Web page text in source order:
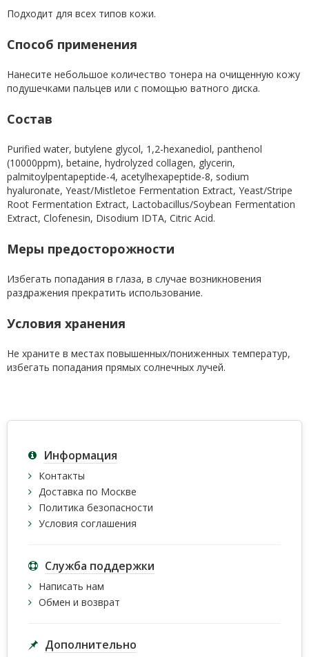
Подходит для всех типов кожи.
Способ применения
Нанесите небольшое количество тонера на очищенную кожу
подушечками пальцев или с помощью ватного диска.
Состав
Purified water, butylene glycol, 1,2-hexanediol, panthenol
(10000ppm), betaine, hydrolyzed collagen, glycerin,
palmitoylpentapeptide-4, acetylhexapeptide-8, sodium
hyaluronate, Yeast/Mistletoe Fermentation Extract, Yeast/Stripe
Root Fermentation Extract, Lactobacillus/Soybean Fermentation
Extract, Clofenesin, Disodium IDTA, Citric Acid.
Меры предосторожности
Избегать попадания в глаза, в случае возникновения
раздражения прекратить использование.
Условия хранения
Не храните в местах повышенных/пониженных температур,
избегать попадания прямых солнечных лучей.
Информация
Контакты
Доставка по Москве
Политика безопасности
Условия соглашения
Служба поддержки
Написать нам
Обмен и возврат
Дополнительно